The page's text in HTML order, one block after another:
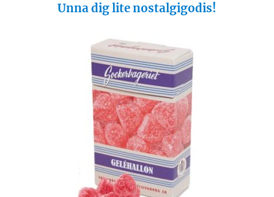
Unna dig lite nostalgigodis!